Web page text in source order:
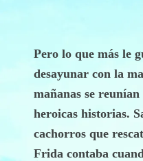
Pero lo que más le
desayunar con la
mañanas se
heroicas historias.
cachorros que
Frida contaba